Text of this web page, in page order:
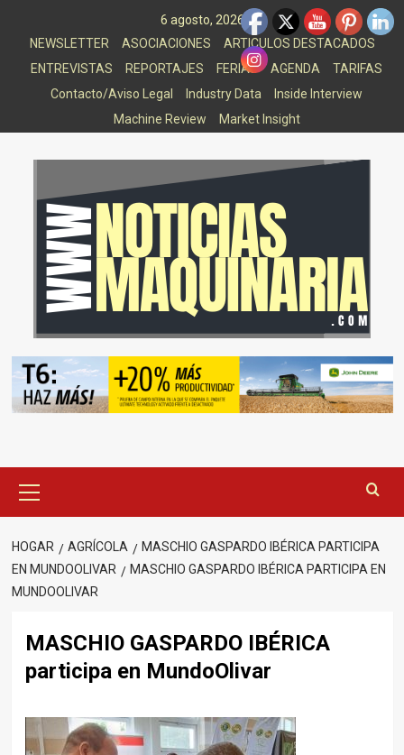
6 agosto, 2026
NEWSLETTER
ASOCIACIONES
ARTICULOS DESTACADOS
ENTREVISTAS
REPORTAJES FERIAS AGENDA
TARIFAS
Contacto/Aviso Legal
Industry Data
Inside Interview
Machine Review
Market Insight
principal
HOGAR AGRÍCOLA
MASCHIO GASPARDO IBÉRICA PARTICIPA
EN MUNDOOLIVAR
MASCHIO GASPARDO IBÉRICA PARTICIPA EN
MUNDOOLIVAR
MASCHIO GASPARDO IBÉRICA
participa en MundoOlivar